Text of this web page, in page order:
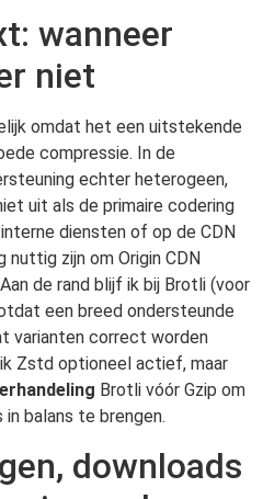
wanneer
niet
omdat het een uitstekende
compressie. In de
echter heterogeen,
uit als de primaire codering
diensten of op de CDN
zijn om Origin CDN
de rand blijf ik bij Brotli (voor
een breed ondersteunde
varianten correct worden
Zstd optioneel actief, maar
Brotli vóór Gzip om
balans te brengen.
downloads